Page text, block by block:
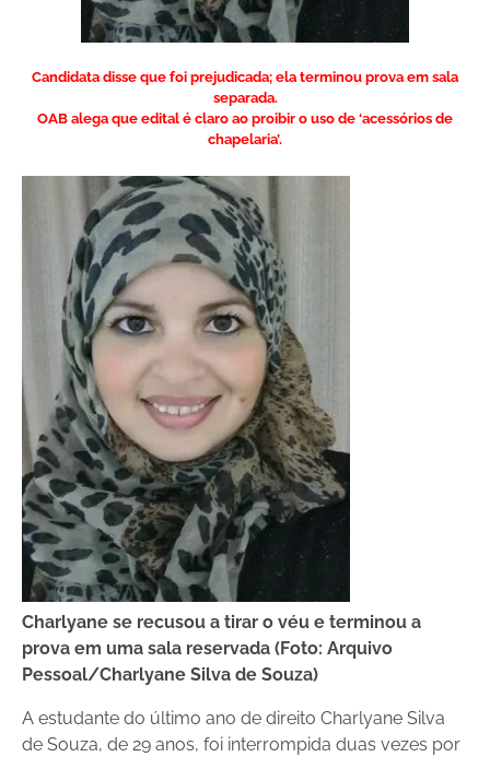
Candidata disse que foi prejudicada; ela terminou prova em sala
separada.
OAB alega que edital é claro ao proibir o uso de ‘acessórios de
chapelaria’.
Charlyane se recusou a tirar o véu e terminou a
prova em uma sala reservada (Foto: Arquivo
Pessoal/Charlyane Silva de Souza)
A estudante do último ano de direito Charlyane Silva
de Souza, de 29 anos, foi interrompida duas vezes por